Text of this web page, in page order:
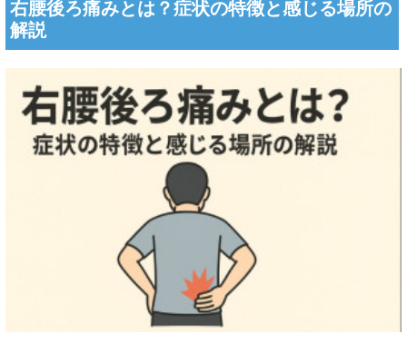
右腰後ろ痛みとは？症状の特徴と感じる場所の
解説